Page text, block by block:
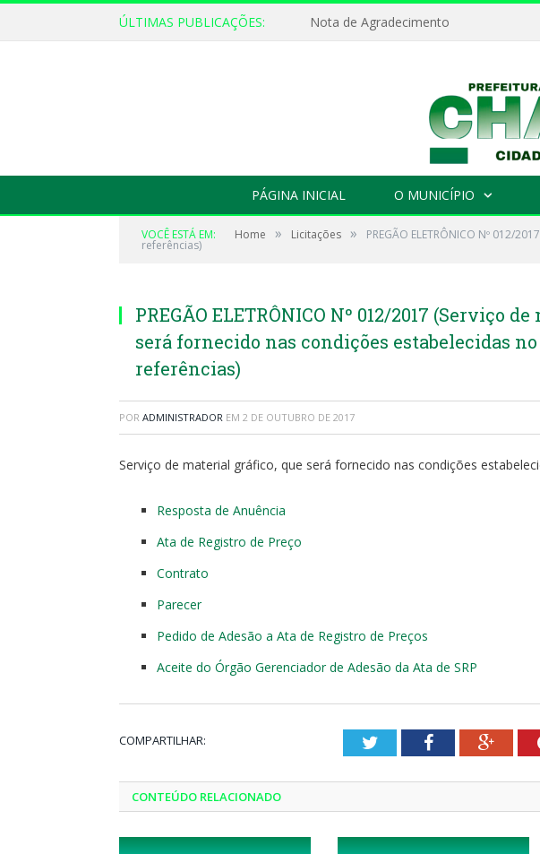
ÚLTIMAS PUBLICAÇÕES: Nota de Agradecimento
PÁGINA INICIAL O MUNICÍPIO
VOCÊ ESTÁ EM: Home » Licitações » PREGÃO ELETRÔNICO Nº 012/
referências)
PREGÃO ELETRÔNICO Nº 012/2017 (Serviço
será fornecido nas condições estabelecidas
referências)
POR ADMINISTRADOR EM 2 DE OUTUBRO DE 2017
Serviço de material gráfico, que será fornecido nas condições
Resposta de Anuência
Ata de Registro de Preço
Contrato
Parecer
Pedido de Adesão a Ata de Registro de Preços
Aceite do Órgão Gerenciador de Adesão da Ata de SRP
COMPARTILHAR: TwitterFacebook
CONTEÚDO RELACIONADO